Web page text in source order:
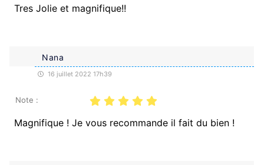
Tres Jolie et magnifique!!
Nana
16 juillet 2022 17h39
Note :
Magnifique ! Je vous recommande il fait du bien !